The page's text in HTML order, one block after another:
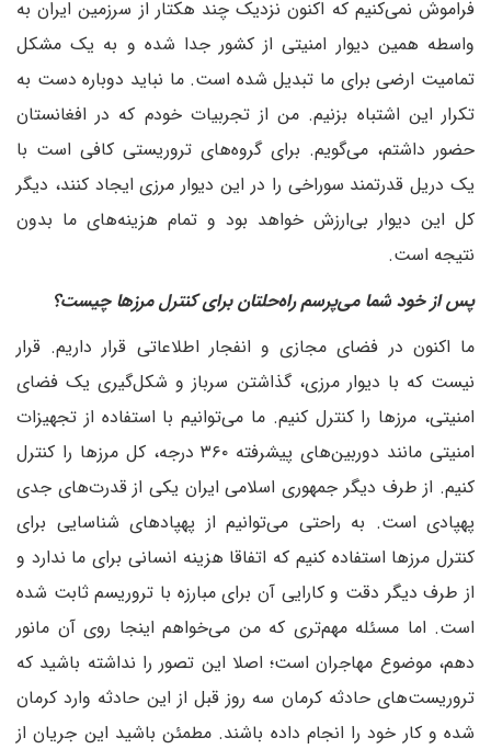
فراموش نمی‌کنیم که اکنون نزدیک چند هکتار از سرزمین ایران به
واسطه همین دیوار امنیتی از کشور جدا شده و به یک مشکل
تمامیت ارضی برای ما تبدیل شده است. ما نباید دوباره دست به
تکرار این اشتباه بزنیم. من از تجربیات خودم که در افغانستان
حضور داشتم، می‌گویم. برای گروه‌های تروریستی کافی است با
یک دریل قدرتمند سوراخی را در این دیوار مرزی ایجاد کنند، دیگر
کل این دیوار بی‌ارزش خواهد بود و تمام هزینه‌های ما بدون
نتیجه است.
پس از خود شما می‌پرسم راه‌حلتان برای کنترل مرزها چیست؟
ما اکنون در فضای مجازی و انفجار اطلاعاتی قرار داریم. قرار
نیست که با دیوار مرزی، گذاشتن سرباز و شکل‌گیری یک فضای
امنیتی، مرزها را کنترل کنیم. ما می‌توانیم با استفاده از تجهیزات
امنیتی مانند دوربین‌های پیشرفته ۳۶۰ درجه، کل مرزها را کنترل
کنیم. از طرف دیگر جمهوری اسلامی ایران یکی از قدرت‌های جدی
پهپادی است. به راحتی می‌توانیم از پهپادهای شناسایی برای
کنترل مرزها استفاده کنیم که اتفاقا هزینه انسانی برای ما ندارد و
از طرف دیگر دقت و کارایی آن برای مبارزه با تروریسم ثابت شده
است. اما مسئله مهم‌تری که من می‌خواهم اینجا روی آن مانور
دهم، موضوع مهاجران است؛ اصلا این تصور را نداشته باشید که
تروریست‌های حادثه کرمان سه روز قبل از این حادثه وارد کرمان
شده و کار خود را انجام داده باشند. مطمئن باشید این جریان از